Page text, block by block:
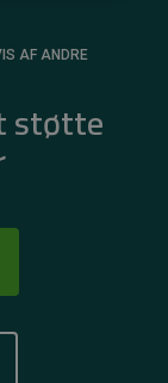
AF ANDRE
støtte